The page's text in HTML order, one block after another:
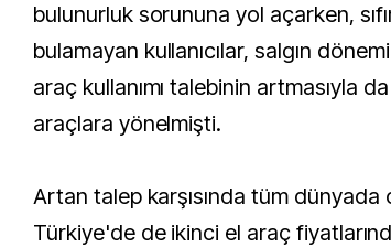
bulunurluk sorununa yol açarken,
bulamayan kullanıcılar, salgın
araç kullanımı talebinin artmasıyla
araçlara yönelmişti.
Artan talep karşısında tüm dünyada
Türkiye'de de ikinci el araç